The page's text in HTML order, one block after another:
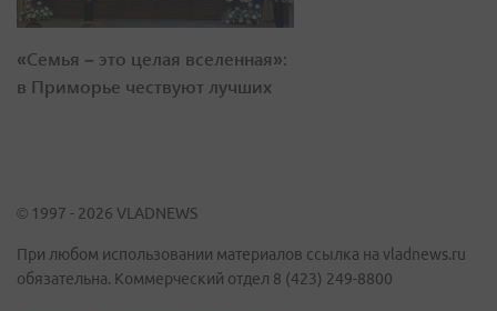
«Семья – это целая вселенная»:
в Приморье чествуют лучших
© 1997 - 2026 VLADNEWS
При любом использовании материалов ссылка на vladnews.ru
обязательна. Коммерческий отдел 8 (423) 249-8800